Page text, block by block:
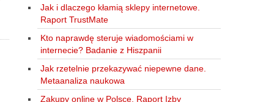
Jak i dlaczego kłamią sklepy internetowe.
Raport TrustMate
Kto naprawdę steruje wiadomościami w
internecie? Badanie z Hiszpanii
Jak rzetelnie przekazywać niepewne dane.
Metaanaliza naukowa
Zakupy online w Polsce. Raport Izby